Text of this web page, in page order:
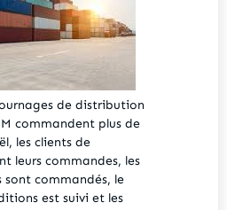
de distribution
commandent plus de
les clients de
leurs commandes, les
sont commandés, le
est suivi et les